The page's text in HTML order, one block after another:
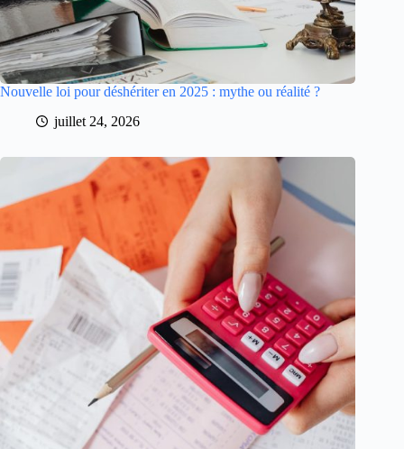
Nouvelle loi pour déshériter en 2025 : mythe ou réalité ?
juillet 24, 2026